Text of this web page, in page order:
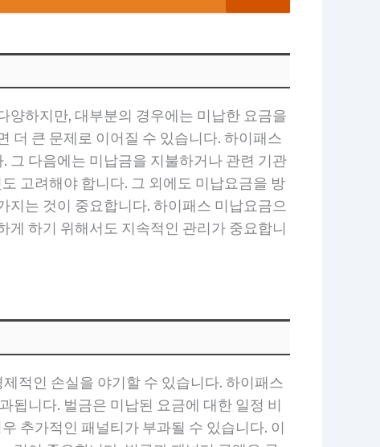
양하지만, 대부분의 경우에는 미납한 요금을
더 큰 문제로 이어질 수 있습니다. 하이패스
그 다음에는 미납금을 지불하거나 관련 기관
고려해야 합니다. 그 외에도 미납요금을 방
지는 것이 중요합니다. 하이패스 미납요금으
게 하기 위해서도 지속적인 관리가 중요합니
적인 손실을 야기할 수 있습니다. 하이패스
됩니다. 벌금은 미납된 요금에 대한 일정 비
추가적인 패널티가 부과될 수 있습니다. 이